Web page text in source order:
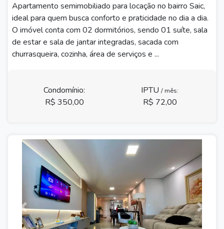
Apartamento semimobiliado para locação no bairro Saic,
ideal para quem busca conforto e praticidade no dia a dia.
O imóvel conta com 02 dormitórios, sendo 01 suíte, sala
de estar e sala de jantar integradas, sacada com
churrasqueira, cozinha, área de serviços e ...
Condomínio:
R$ 350,00
IPTU / mês:
R$ 72,00
Previous Next